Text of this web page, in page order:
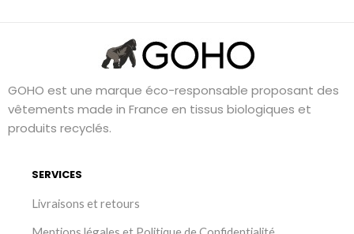
GOHO est une marque éco-responsable proposant des
vêtements made in France en tissus biologiques et
produits recyclés.
SERVICES
Livraisons et retours